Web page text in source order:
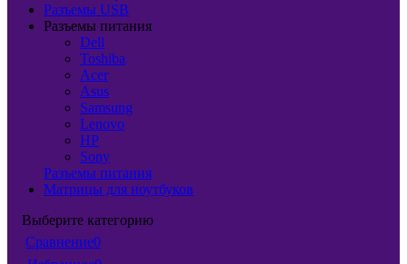
Разъемы USB
Разъемы питания
Dell
Toshiba
Acer
Asus
Samsung
Lenovo
HP
Sony
Разъемы питания
Матрицы для ноутбуков
Выберите категорию
Сравнение0